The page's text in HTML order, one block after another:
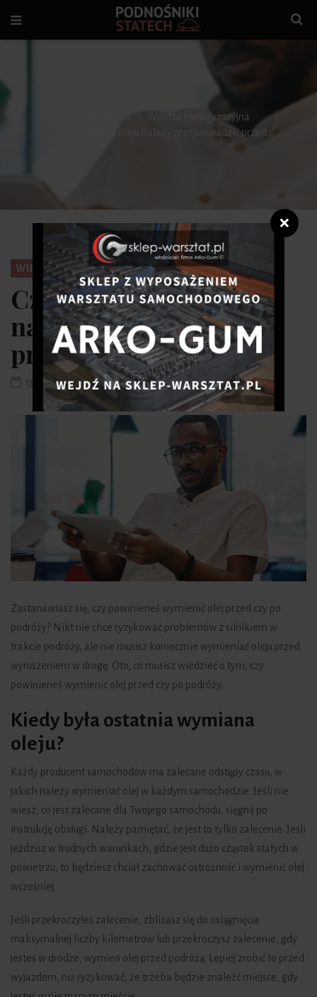
Wiedza motoryzacyjna
Czy wymianę oleju należy przeprowadzić przed...
WIEDZA MOTORYZACYJNA
Czy wymianę oleju
należy przeprowadzić
przed czy po podróży?
15 stycznia 2022
Zastanawiasz się, czy powinieneś wymienić olej przed czy po
podróży? Nikt nie chce ryzykować problemów z silnikiem w
trakcie podróży, ale nie musisz koniecznie wymieniać oleju przed
wyruszeniem w drogę. Oto, co musisz wiedzieć o tym, czy
powinieneś wymienić olej przed czy po podróży.
Kiedy była ostatnia wymiana
oleju?
Każdy producent samochodów ma zalecane odstępy czasu, w
jakich należy wymieniać olej w każdym samochodzie. Jeśli nie
wiesz, co jest zalecane dla Twojego samochodu, sięgnij po
instrukcję obsługi. Należy pamiętać, że jest to tylko zalecenie. Jeśli
jeździsz w trudnych warunkach, gdzie jest dużo cząstek stałych w
powietrzu, to będziesz chciał zachować ostrożność i wymienić olej
wcześniej.
Jeśli przekroczyłeś zalecenie, zbliżasz się do osiągnięcia
maksymalnej liczby kilometrów lub przekroczysz zalecenie, gdy
jesteś w drodze, wymień olej przed podróżą. Lepiej zrobić to przed
wyjazdem, niż ryzykować, że trzeba będzie znaleźć miejsce, gdy
❌